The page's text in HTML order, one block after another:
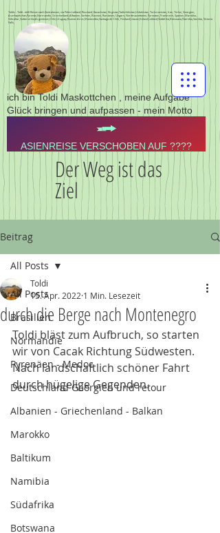
ich bin Toldi Maskottchen , meine Aufgabe
Glück bringen und aufpassen - mein Motto
Toldis - Toldi - toldi Reisen nach Zentralasien, via Polen Lettland, Russland, Kasachstan, Kirgistan,Tadschikistan,Usbekistan, Turkmenistan, Iran, Türkei, Georgien,
Aserbajdschan,Pyrenän,Normandie, Griechenland, Albanien, Serbien, Bosnien, Rumänien, Ungarn, Nordmazedonien, Pyrenäen, Frankreich, Spanien, Marokko,
Gibraltar,Südamerika,Argentinien,Chile,Uruguay,Buenos Aires,Montevideo,Santiago de Chile, Finnland,Litauen,Estland,Lettland,Südafrika,Botswana,Namibia,Sambia, Victoria
Falls,
ASIENREISE VERSCHOBEN AUF ????
Der Weg ist das
Ziel
Beitrag
All Posts
Brasilien
Normandie
Pyrenäen - Medoc
Deutschland Georgien und retour
Albanien - Griechenland - Balkan
Marokko
Baltikum
Namibia
Südafrika
Botswana
All Posts
durch die Berge nach Montenegro
Toldi
15. Apr. 2022 1 Min. Lesezeit
Toldi bläst zum Aufbruch, so starten
wir von Cacak Richtung Südwesten.
Nach landschaftlich schöner Fahrt
durch hügelige Gegenden.